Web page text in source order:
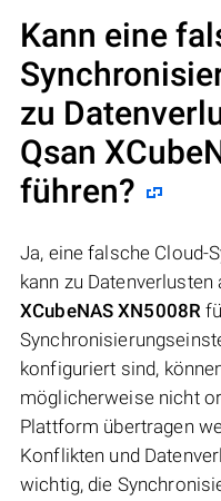
Kann eine
zu
Qsan
führen?
Ja, eine falsche Cloud-
kann zu
XCubeNAS XN5008R
konfiguriert sind,
möglicherweise nicht
Plattform übertragen
Konflikten und
wichtig, die